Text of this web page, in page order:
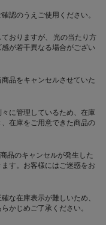
認のうえご使用ください。
おりますが、 光の当たり方
が若干異なる場合がござい
品をキャンセルさせていた
に管理しているため、在庫
在庫をご用意できた商品の
品のキャンセルが発生した
す。お客様にはご迷惑をお
な在庫表示が難しいため、
かじめご了承ください。